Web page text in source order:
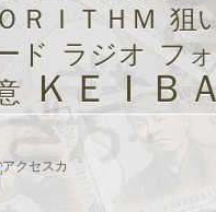
ＲＩＴＨＭ 狙
ド
ラジオ
フ
ＫＥＩＢ